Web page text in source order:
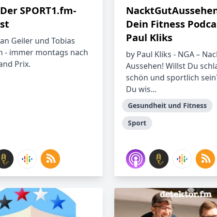
SPORT1.fm-
Geiler und Tobias
- immer montags nach
Prix.
Dein Fitness
Paul Kliks
by Paul Kliks - NGA –
Aussehen! Willst Du
schön und sportlich
Du wis...
Gesundheit und Fitness
Sport